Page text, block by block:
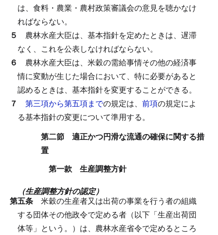
は、食料・農業・農村政策審議会の意見を聴かなけ
ればならない。
５ 農林水産大臣は、基本指針を定めたときは、遅滞
なく、これを公表しなければならない。
６ 農林水産大臣は、米穀の需給事情その他の経済事
情に変動が生じた場合において、特に必要があると
認めるときは、基本指針を変更することができる。
７ 第三項から第五項までの規定は、 前項の規定によ
る基本指針の変更について準用する。
第二節 適正かつ円滑な流通の確保に関する措
置
第一款 生産調整方針
（生産調整方針の認定）
第五条 米穀の生産者又は出荷の事業を行う者の組織
する団体その他政令で定める者（以下「生産出荷団
体等」という。）は、農林水産省令で定めるところ